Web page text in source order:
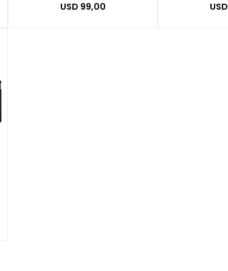
USD 99,00 USD